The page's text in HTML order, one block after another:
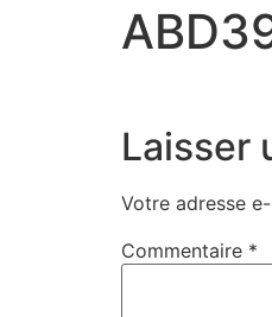
Laisser
Votre adresse
Commentaire *